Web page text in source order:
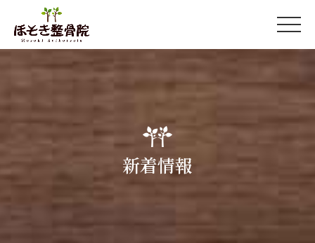
新着情報